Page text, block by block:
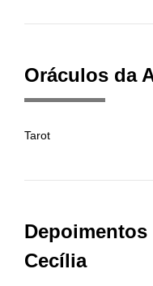
Oráculos da
Tarot
Cecília